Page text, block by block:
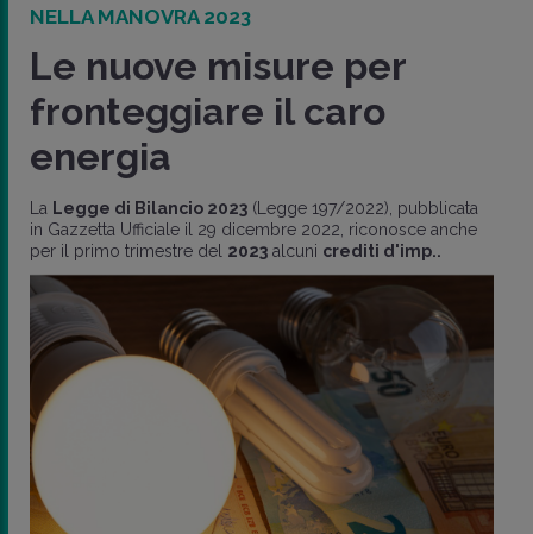
NELLA MANOVRA 2023
Le nuove misure per
fronteggiare il caro
energia
La Legge di Bilancio 2023 (Legge 197/2022), pubblicata
in Gazzetta Ufficiale il 29 dicembre 2022, riconosce anche
per il primo trimestre del 2023 alcuni crediti d'imp..